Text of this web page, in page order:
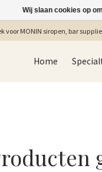
voor MONIN siropen, bar
Home
Wij slaan cookies op